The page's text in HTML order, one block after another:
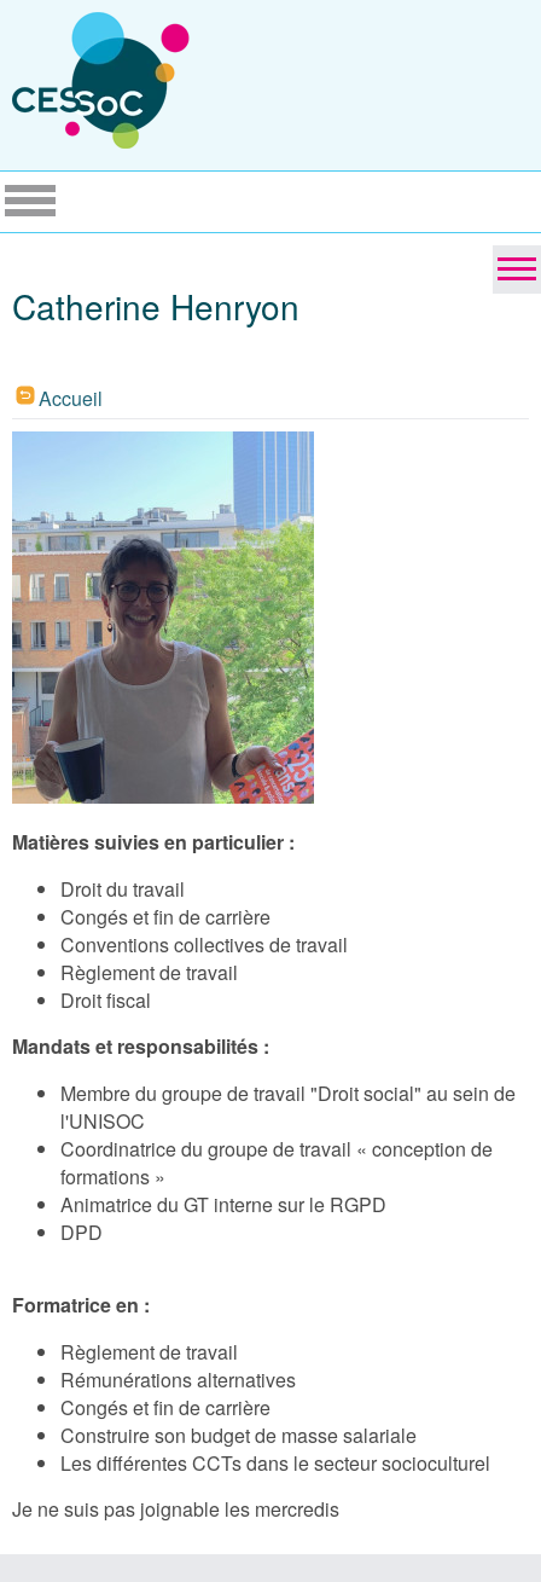
Catherine Henryon
Accueil
Matières suivies en particulier :
Droit du travail
Congés et fin de carrière
Conventions collectives de travail
Règlement de travail
Droit fiscal
Mandats et responsabilités :
Membre du groupe de travail "Droit social" au sein de
l'UNISOC
Coordinatrice du groupe de travail « conception de
formations »
Animatrice du GT interne sur le RGPD
DPD
Formatrice en :
Règlement de travail
Rémunérations alternatives
Congés et fin de carrière
Construire son budget de masse salariale
Les différentes CCTs dans le secteur socioculturel
Je ne suis pas joignable les mercredis